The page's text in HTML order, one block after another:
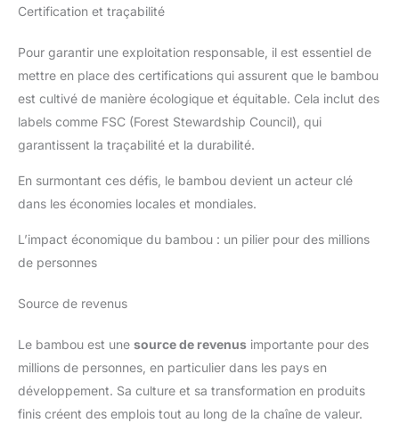
événements. Habitudes
d'entretien confortables :
pas besoin d'entretien pour
la garder en superbe forme.
Il suffit de l'essuyer avec
retrouve son aspect neuf.
Avec sa structure en
bambou, la table résiste
également à de
nombreuses taches
élégante au fil des années.
entretien facile donnent aux
que leur élégante
acquisition ne nécessite
pas d'entretien fastidieux.
Certification et traçabilité
Pour garantir une exploitation responsable, il est essentiel de
mettre en place des certifications qui assurent que le bambou
est cultivé de manière écologique et équitable. Cela inclut des
labels comme FSC (Forest Stewardship Council), qui
garantissent la traçabilité et la durabilité.
En surmontant ces défis, le bambou devient un acteur clé
dans les économies locales et mondiales.
L’impact économique du bambou : un pilier pour des millions
de personnes
Source de revenus
Le bambou est une source de revenus importante pour des
millions de personnes, en particulier dans les pays en
développement. Sa culture et sa transformation en produits
finis créent des emplois tout au long de la chaîne de valeur.